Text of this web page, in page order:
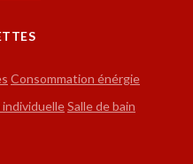
Consommation énérgie
Salle de bain